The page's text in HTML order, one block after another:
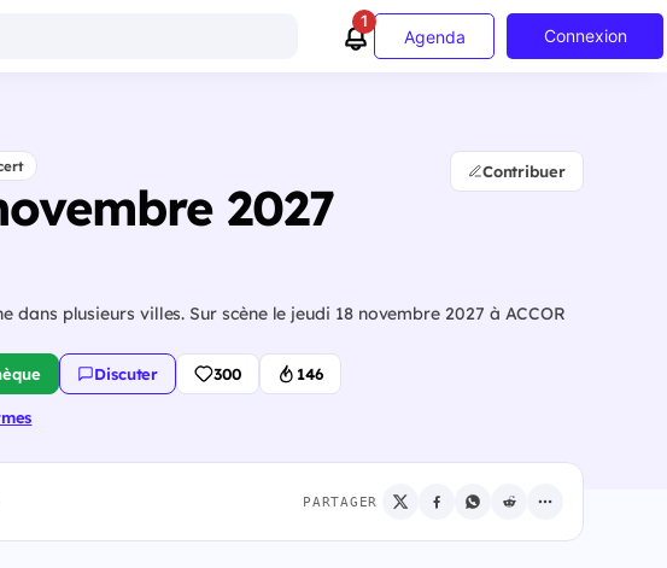
1
Agenda Connexion
2027
dans plusieurs villes. Sur scène le jeudi 18 novembre 2027 à ACCOR
Contribuer
Discuter 300 146
PARTAGER